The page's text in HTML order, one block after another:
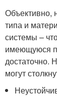
Объективно,
типа и
системы –
имеющуюся
достаточно.
могут